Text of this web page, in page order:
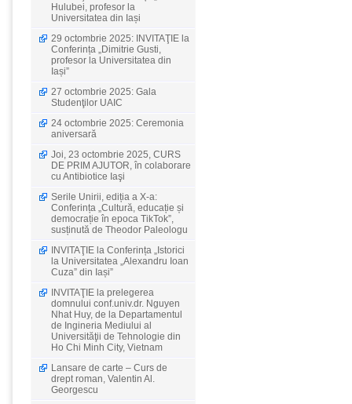
Hulubei, profesor la
Universitatea din Iași
29 octombrie 2025: INVITAŢIE la
Conferința „Dimitrie Gusti,
profesor la Universitatea din
Iași”
27 octombrie 2025: Gala
Studenţilor UAIC
24 octombrie 2025: Ceremonia
aniversară
Joi, 23 octombrie 2025, CURS
DE PRIM AJUTOR, în colaborare
cu Antibiotice Iaşi
Serile Unirii, ediția a X-a:
Conferința „Cultură, educație și
democrație în epoca TikTok”,
susținută de Theodor Paleologu
INVITAŢIE la Conferința „Istorici
la Universitatea „Alexandru Ioan
Cuza” din Iași”
INVITAŢIE la prelegerea
domnului conf.univ.dr. Nguyen
Nhat Huy, de la Departamentul
de Ingineria Mediului al
Universităţii de Tehnologie din
Ho Chi Minh City, Vietnam
Lansare de carte – Curs de
drept roman, Valentin Al.
Georgescu